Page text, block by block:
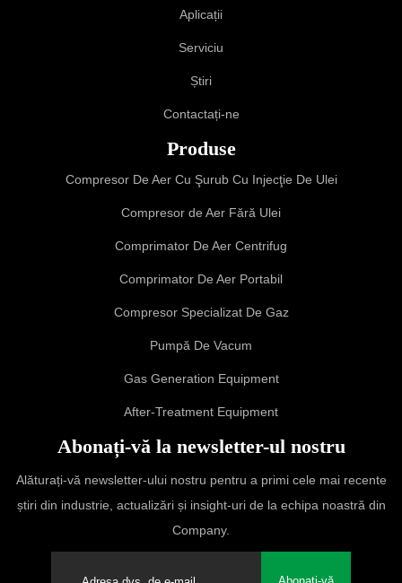
Aplicații
Serviciu
Știri
Contactați-ne
Produse
Compresor De Aer Cu Şurub Cu Injecţie De Ulei
Compresor de Aer Fără Ulei
Comprimator De Aer Centrifug
Comprimator De Aer Portabil
Compresor Specializat De Gaz
Pumpă De Vacum
Gas Generation Equipment
After-Treatment Equipment
Abonați-vă la newsletter-ul nostru
Alăturați-vă newsletter-ului nostru pentru a primi cele mai recente
știri din industrie, actualizări și insight-uri de la echipa noastră din
Company.